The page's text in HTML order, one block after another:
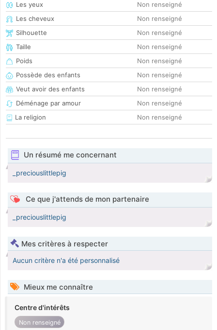
Les yeux
Non renseigné
Les cheveux
Non renseigné
Silhouette
Non renseigné
Taille
Non renseigné
Poids
Non renseigné
Possède des enfants
Non renseigné
Veut avoir des enfants
Non renseigné
Déménage par amour
Non renseigné
La religion
Non renseigné
Un résumé me concernant
_preciouslittlepig
Ce que j'attends de mon partenaire
_preciouslittlepig
Mes critères à respecter
Aucun critère n'a été personnalisé
Mieux me connaître
Centre d'intérêts
Non renseigné